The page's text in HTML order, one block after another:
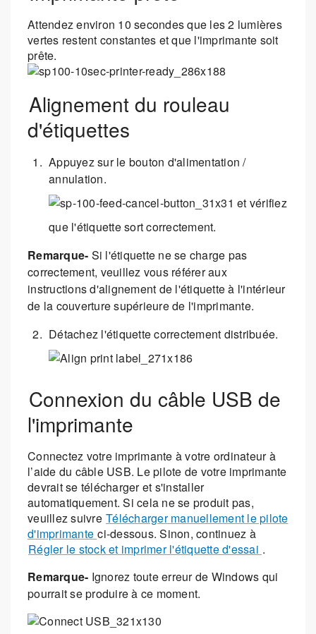
Attendez environ 10 secondes que les 2 lumières
vertes restent constantes et que l'imprimante soit
prête.
Alignement du rouleau
d'étiquettes
Appuyez sur le bouton d'alimentation /
annulation.
et vérifiez
que l'étiquette sort correctement.
Remarque- Si l'étiquette ne se charge pas
correctement, veuillez vous référer aux
instructions d'alignement de l'étiquette à l'intérieur
de la couverture supérieure de l'imprimante.
Détachez l'étiquette correctement distribuée.
Connexion du câble USB de
l'imprimante
Connectez votre imprimante à votre ordinateur à
l’aide du câble USB. Le pilote de votre imprimante
devrait se télécharger et s'installer
automatiquement. Si cela ne se produit pas,
veuillez suivre Télécharger manuellement le pilote
d'imprimante ci-dessous. Sinon, continuez à
Régler le stock et imprimer l'étiquette d'essai .
Remarque- Ignorez toute erreur de Windows qui
pourrait se produire à ce moment.